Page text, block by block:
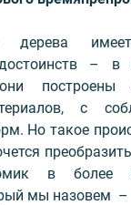
– в
с
Но такое
в более
мы назовем